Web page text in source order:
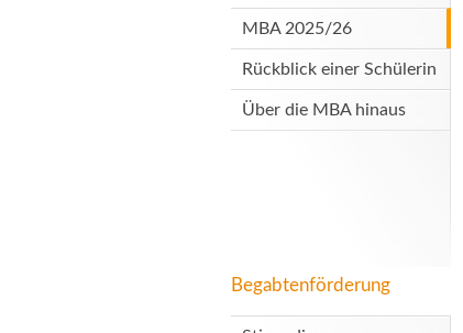
MBA 2025/26
Rückblick einer Schülerin
Über die MBA hinaus
Begabtenförderung